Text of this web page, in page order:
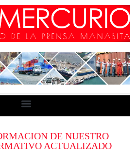
DE NUESTRO
ACTUALIZADO